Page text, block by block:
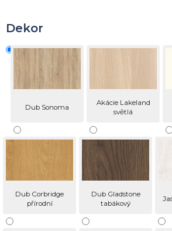
Dekor
Dub Sonoma
Akácie Lakeland
světlá
Dub Corbridge
přírodní
Dub Gladstone
tabákový